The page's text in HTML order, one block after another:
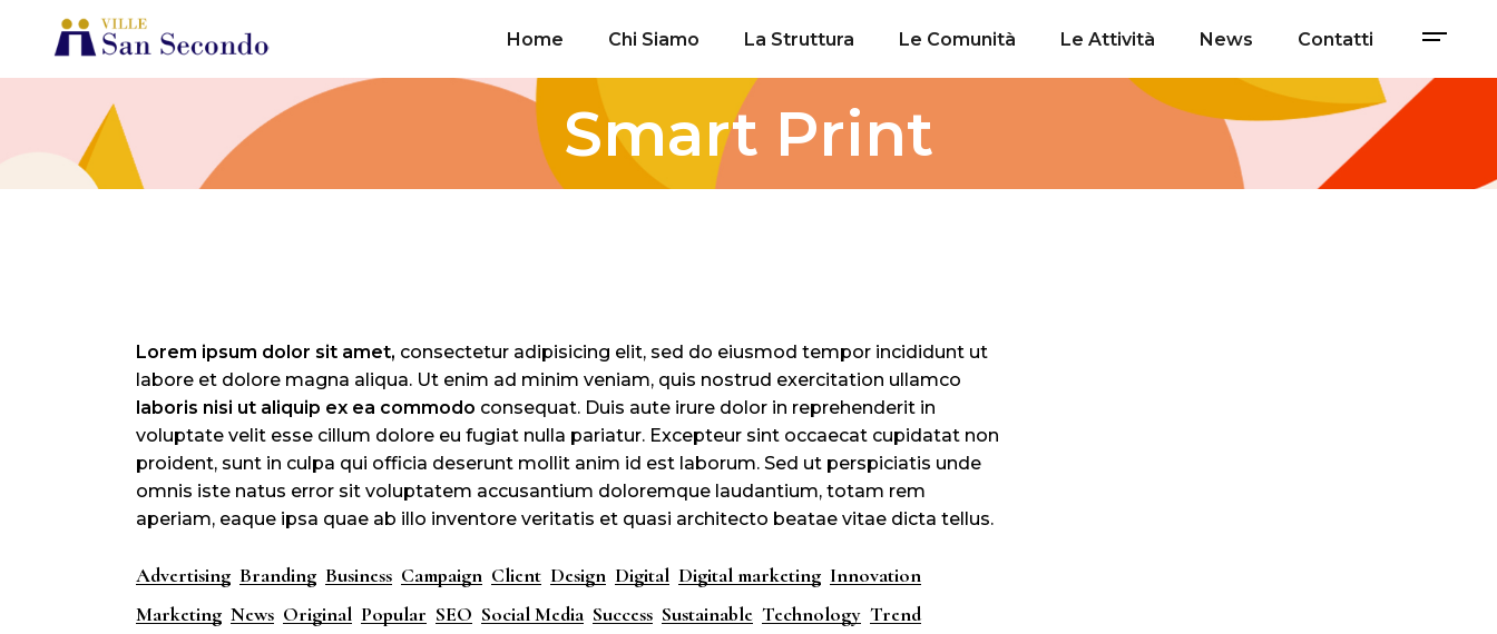
Home Chi Siamo La Struttura Le Comunità Le Attività News Contatti
Smart Print
Lorem ipsum dolor sit amet, consectetur adipisicing elit, sed do eiusmod tempor incididunt ut
labore et dolore magna aliqua. Ut enim ad minim veniam, quis nostrud exercitation ullamco
laboris nisi ut aliquip ex ea commodo consequat. Duis aute irure dolor in reprehenderit in
voluptate velit esse cillum dolore eu fugiat nulla pariatur. Excepteur sint occaecat cupidatat non
proident, sunt in culpa qui officia deserunt mollit anim id est laborum. Sed ut perspiciatis unde
omnis iste natus error sit voluptatem accusantium doloremque laudantium, totam rem
aperiam, eaque ipsa quae ab illo inventore veritatis et quasi architecto beatae vitae dicta tellus.
Advertising Branding Business Campaign Client Design Digital Digital marketing Innovation
Marketing News Original Popular SEO Social Media Success Sustainable Technology Trend